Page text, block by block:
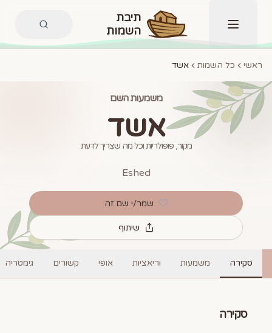
תפריט
תיבת
השמות
ראשי כל השמות אשד
משמעות השם
אשד
מקור, פופולריות וכל מה שצריך לדעת
Eshed
שמר/י שם זה
שיתוף
סקירה משמעות וריאציות אופי קשורים גימטריה
סקירה